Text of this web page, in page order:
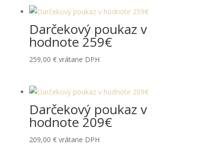
Darčekový poukaz v
hodnote 259€
259,00 € vrátane DPH
Darčekový poukaz v
hodnote 209€
209,00 € vrátane DPH